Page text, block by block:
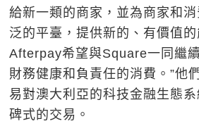
給新一類的商家，並為商家和
泛的平臺，提供新的、有價值的
Afterpay希望與Square一同繼
財務健康和負責任的消費。”他
易對澳大利亞的科技金融生態
碑式的交易。